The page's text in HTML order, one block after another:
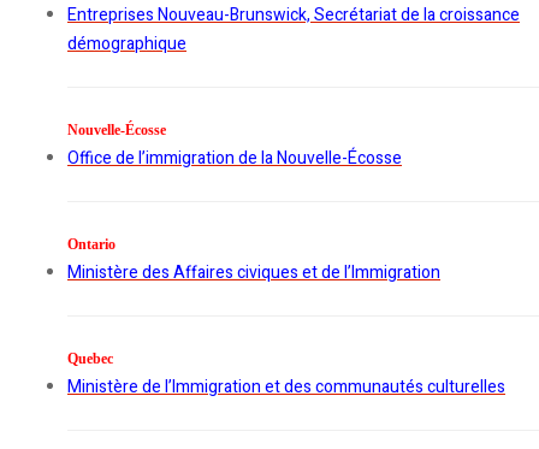
Entreprises Nouveau-Brunswick, Secrétariat de la croissance
démographique
Nouvelle-Écosse
Office de l’immigration de la Nouvelle-Écosse
Ontario
Ministère des Affaires civiques et de l’Immigration
Quebec
Ministère de l’Immigration et des communautés culturelles